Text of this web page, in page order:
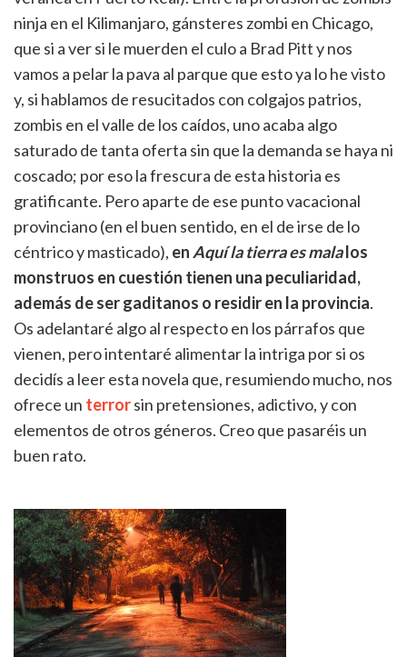
ninja en el Kilimanjaro, gánsteres zombi en Chicago,
que si a ver si le muerden el culo a Brad Pitt y nos
vamos a pelar la pava al parque que esto ya lo he visto
y, si hablamos de resucitados con colgajos patrios,
zombis en el valle de los caídos, uno acaba algo
saturado de tanta oferta sin que la demanda se haya ni
coscado; por eso la frescura de esta historia es
gratificante. Pero aparte de ese punto vacacional
provinciano (en el buen sentido, en el de irse de lo
céntrico y masticado), en Aquí la tierra es malalos
monstruos en cuestión tienen una peculiaridad,
además de ser gaditanos o residir en la provincia.
Os adelantaré algo al respecto en los párrafos que
vienen, pero intentaré alimentar la intriga por si os
decidís a leer esta novela que, resumiendo mucho, nos
ofrece un terrorsin pretensiones, adictivo, y con
elementos de otros géneros. Creo que pasaréis un
buen rato.